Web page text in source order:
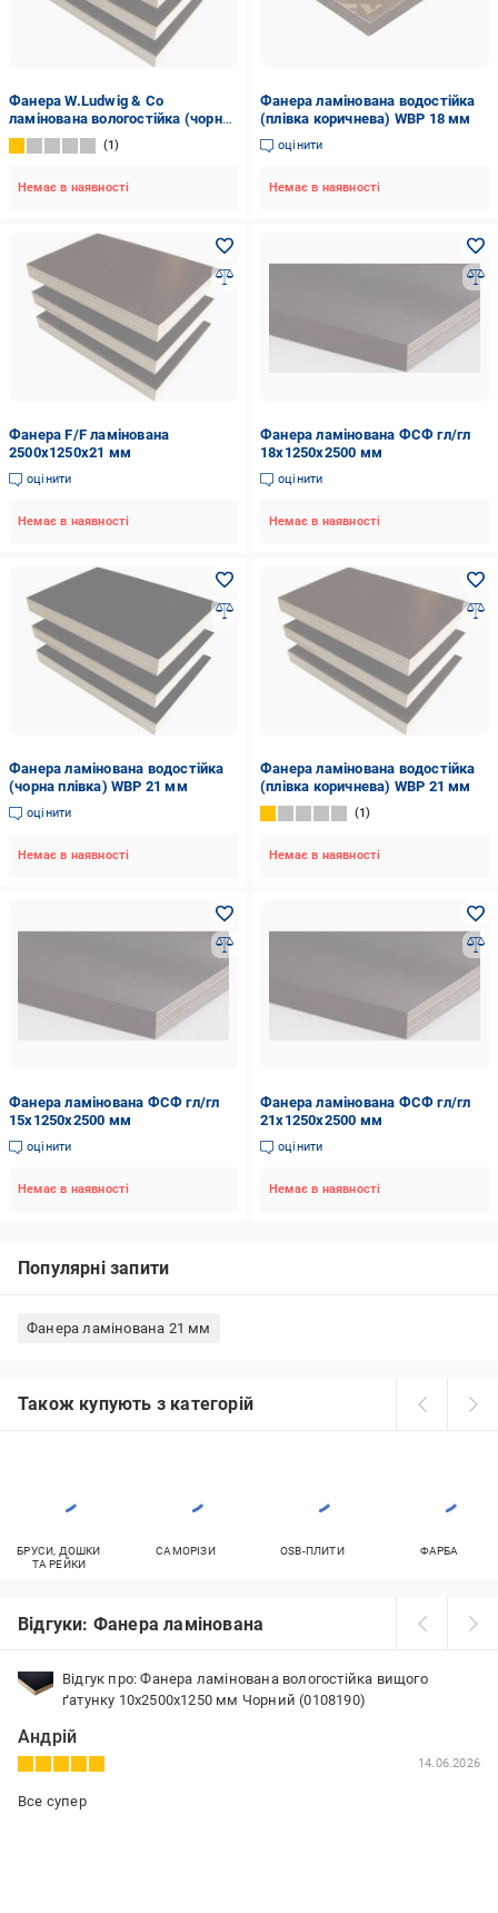
Фанера W.Ludwig & Co
ламінована вологостійка (чорна
плівка, тополя) WBP
21х1250х2500 мм
1
Немає в наявності
Фанера ламінована водостійка
(плівка коричнева) WBP 18 мм
оцінити
Немає в наявності
Фанера F/F ламінована
2500x1250x21 мм
оцінити
Немає в наявності
Фанера ламінована ФСФ гл/гл
18х1250х2500 мм
оцінити
Немає в наявності
Фанера ламінована водостійка
(чорна плівка) WBP 21 мм
оцінити
Немає в наявності
Фанера ламінована водостійка
(плівка коричнева) WBP 21 мм
1
Немає в наявності
Фанера ламінована ФСФ гл/гл
15х1250х2500 мм
оцінити
Немає в наявності
Фанера ламінована ФСФ гл/гл
21х1250х2500 мм
оцінити
Немає в наявності
Популярні запити
Фанера ламінована 21 мм
Також купують з категорій
БРУСИ, ДОШКИ
ТА РЕЙКИ
САМОРІЗИ OSB-ПЛИТИ ФАРБА
Відгуки: Фанера ламінована
Відгук про: Фанера ламінована вологостійка вищого
ґатунку 10х2500х1250 мм Чорний (0108190)
Андрій
14.06.2026
Все супер